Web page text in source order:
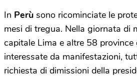
In Perù sono ricominciate le
mesi di tregua. Nella giornata di
capitale Lima e altre 58 province
interessate da manifestazioni,
richiesta di dimissioni della